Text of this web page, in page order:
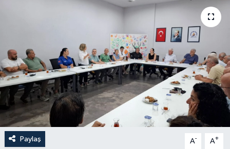
Paylaş A- A+
Haber Kuşakları
KANALV Spor
Kültür Sanat
Magazin
Öğle Bülteni